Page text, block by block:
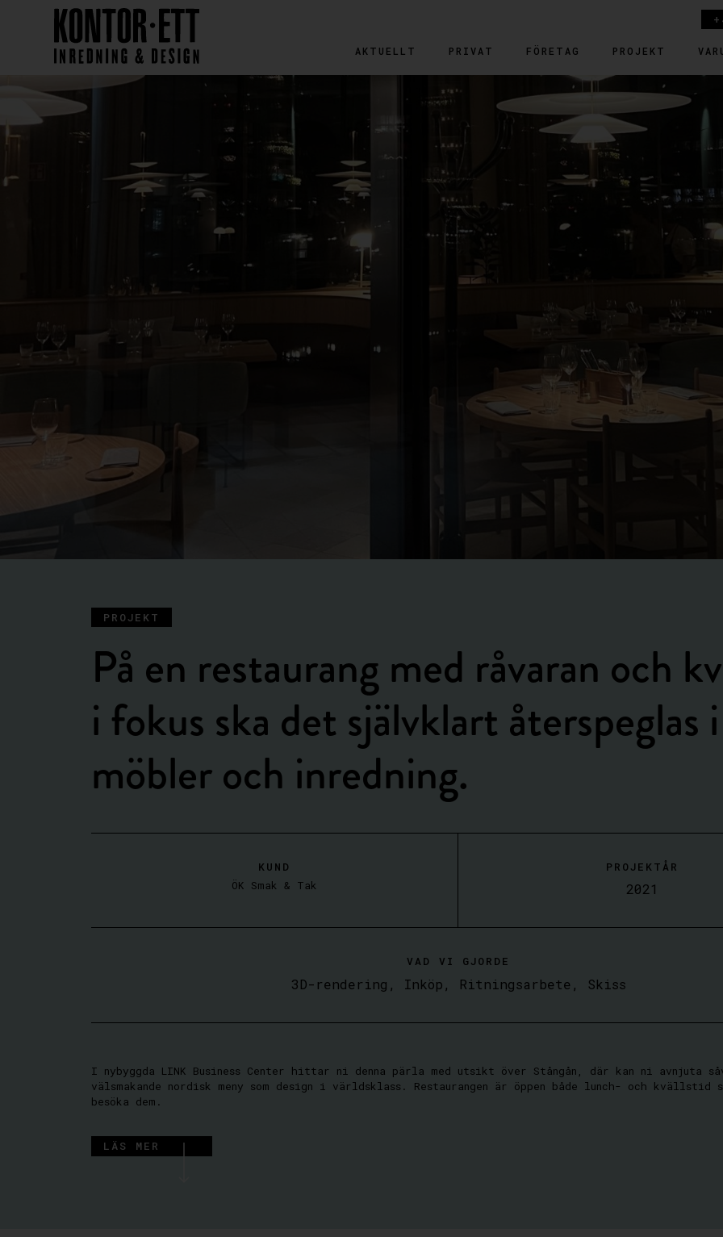
AKTUELLT PRIVAT FÖRETAG PROJEKT
PROJEKT
På en restaurang med råvaran och
i fokus ska det självklart återspeglas i
möbler och inredning.
KUND
ÖK Smak & Tak
PROJEKTÅR
2021
VAD VI GJORDE
3D-rendering , Inköp , Ritningsarbete , Skiss
I nybyggda LINK Business Center hittar ni denna pärla med utsikt över Stångån, där kan ni avnjuta
välsmakande nordisk meny som design i världsklass. Restaurangen är öppen både lunch- och
besöka dem.
LÄS MER